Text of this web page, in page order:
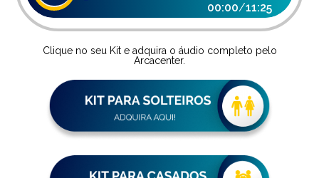
00:00/11:25
Clique no seu Kit e adquira o áudio completo pelo
Arcacenter.